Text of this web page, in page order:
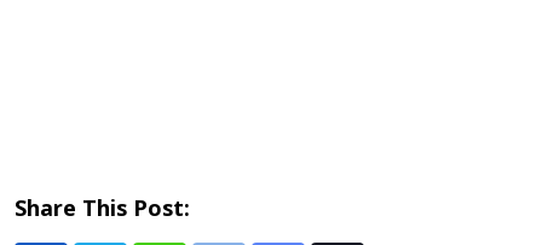
Share This Post: